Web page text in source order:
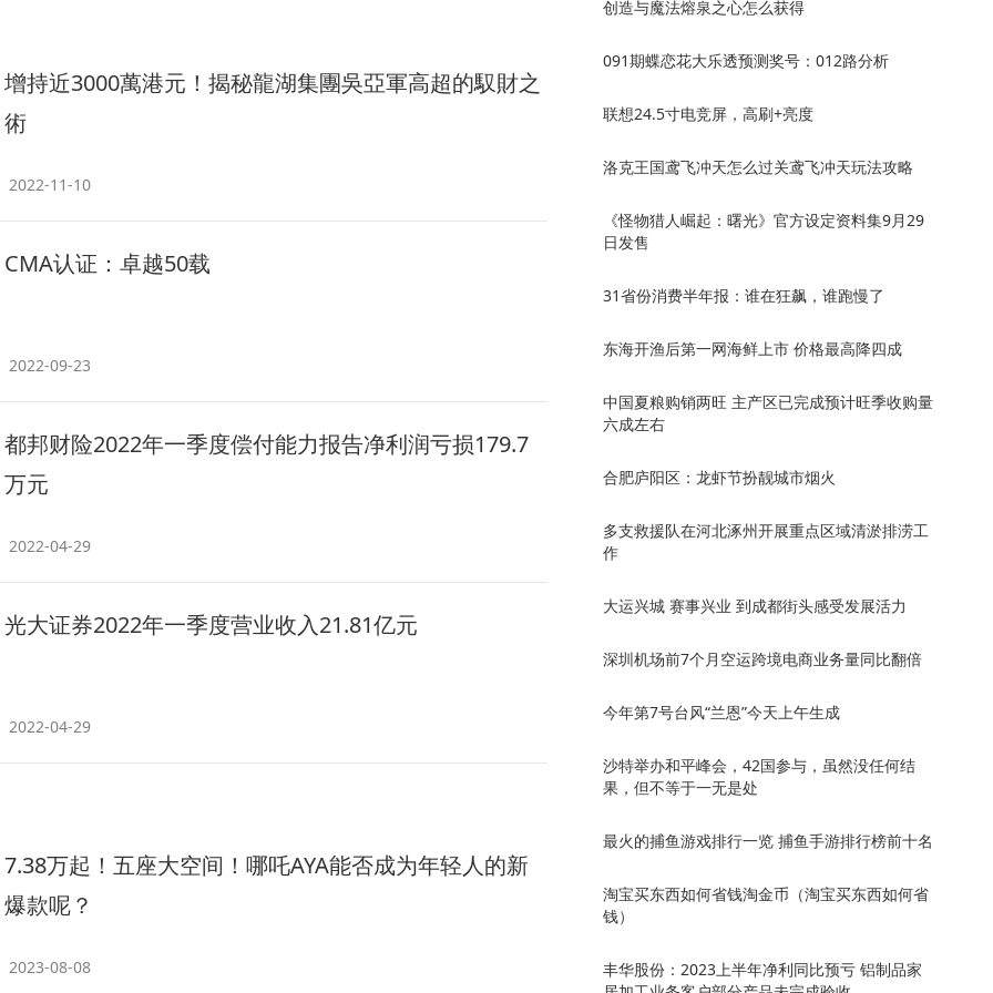
增持近3000萬港元！揭秘龍湖集團吳亞軍高超的馭財之
術
2022-11-10
CMA认证：卓越50载
2022-09-23
都邦财险2022年一季度偿付能力报告净利润亏损179.7
万元
2022-04-29
光大证券2022年一季度营业收入21.81亿元
2022-04-29
7.38万起！五座大空间！哪吒AYA能否成为年轻人的新
爆款呢？
2023-08-08
创造与魔法熔泉之心怎么获得
091期蝶恋花大乐透预测奖号：012路分析
联想24.5寸电竞屏，高刷+亮度
洛克王国鸢飞冲天怎么过关鸢飞冲天玩法攻略
《怪物猎人崛起：曙光》官方设定资料集9月29
日发售
31省份消费半年报：谁在狂飙，谁跑慢了
东海开渔后第一网海鲜上市 价格最高降四成
中国夏粮购销两旺 主产区已完成预计旺季收购量
六成左右
合肥庐阳区：龙虾节扮靓城市烟火
多支救援队在河北涿州开展重点区域清淤排涝工
作
大运兴城 赛事兴业 到成都街头感受发展活力
深圳机场前7个月空运跨境电商业务量同比翻倍
今年第7号台风“兰恩”今天上午生成
沙特举办和平峰会，42国参与，虽然没任何结
果，但不等于一无是处
最火的捕鱼游戏排行一览 捕鱼手游排行榜前十名
淘宝买东西如何省钱淘金币（淘宝买东西如何省
钱）
丰华股份：2023上半年净利同比预亏 铝制品家